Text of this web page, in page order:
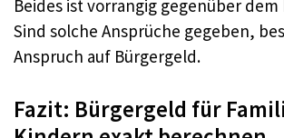
Beides ist vorrangig gegenüber
Sind solche Ansprüche gegeben,
Anspruch auf Bürgergeld.
Fazit: Bürgergeld für